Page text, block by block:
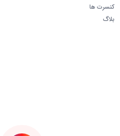
کنسرت ها
بلاگ